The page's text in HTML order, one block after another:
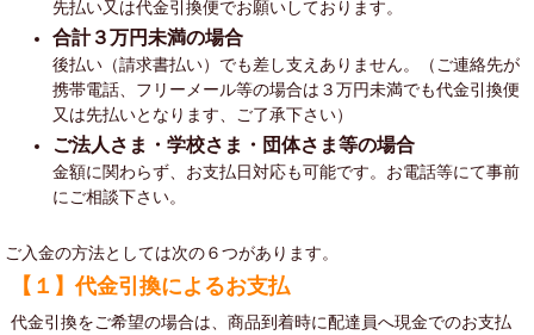
先払い又は代金引換便でお願いしております。
合計３万円未満の場合
後払い（請求書払い）でも差し支えありません。（ご連絡先が
携帯電話、フリーメール等の場合は３万円未満でも代金引換便
又は先払いとなります、ご了承下さい）
ご法人さま・学校さま・団体さま等の場合
金額に関わらず、お支払日対応も可能です。お電話等にて事前
にご相談下さい。
ご入金の方法としては次の６つがあります。
【１】代金引換によるお支払
代金引換をご希望の場合は、商品到着時に配達員へ現金でのお支払